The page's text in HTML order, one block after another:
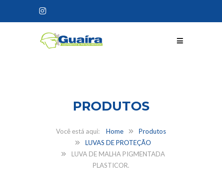
PRODUTOS
Home
Produtos
LUVAS DE PROTEÇÃO
LUVA DE MALHA PIGMENTADA
PLASTICOR.